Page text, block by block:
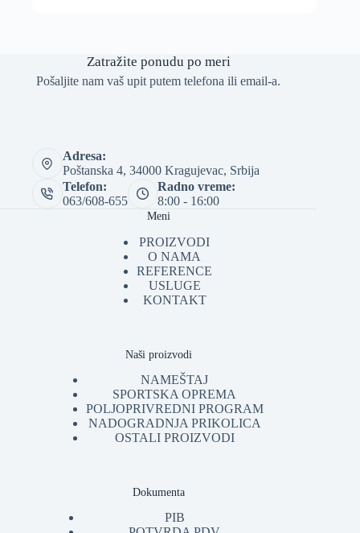
Zatražite ponudu po meri
Pošaljite nam vaš upit putem telefona ili email-a.
Adresa:
Poštanska 4, 34000 Kragujevac, Srbija
Telefon:
063/608-655
Radno vreme:
8:00 - 16:00
Meni
PROIZVODI
O NAMA
REFERENCE
USLUGE
KONTAKT
Naši proizvodi
NAMEŠTAJ
SPORTSKA OPREMA
POLJOPRIVREDNI PROGRAM
NADOGRADNJA PRIKOLICA
OSTALI PROIZVODI
Dokumenta
PIB